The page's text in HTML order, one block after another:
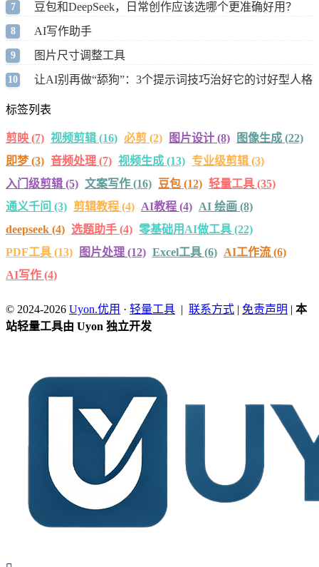
豆包和DeepSeek，日常创作应该选哪个更准确好用？
AI写作助手
图片尺寸调整工具
让AI别再做“舔狗”：3个提示词技巧治好它的讨好型人格
标签列表
剪映 (7) 视频剪辑 (16) 必剪 (2) 图片设计 (8) 图像生成 (22)
即梦(3) 音频处理 (7) 视频生成 (13) 专业级剪辑 (3)
入门级剪辑 (5) 文案写作 (16) 豆包 (12) 轻量工具 (35)
通义千问 (3) 剪辑教程 (4) AI教程 (4) AI 绘画 (8)
deepseek (4) 选题助手 (4) 零基础用AI做工具 (22)
PDF工具 (13) 图片处理 (12) Excel工具 (6) AI工作流 (6)
AI写作 (4)
© 2024-2026 Uyon.优用 · 轻量工具 | 联系方式 | 免责声明 | 本
站轻量工具由 Uyon 独立开发